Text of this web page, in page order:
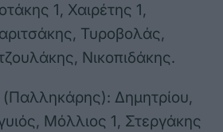
1, Χαιρέτης 1,
Τυροβολάς,
Νικοπιδάκης.
Δημητρίου,
Μόλλιος 1, Στεργάκης